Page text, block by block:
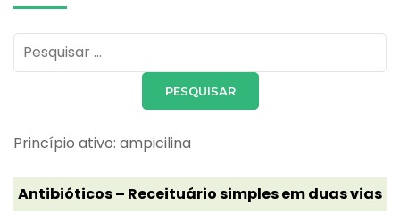
Pesquisar
por:
Princípio ativo: ampicilina
Antibióticos – Receituário simples em duas vias